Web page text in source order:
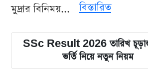
মুদ্রার বিনিময়...
বিস্তারিত
SSc Result 2026 তারিখ
ভর্তি নিয়ে নতুন নিয়ম